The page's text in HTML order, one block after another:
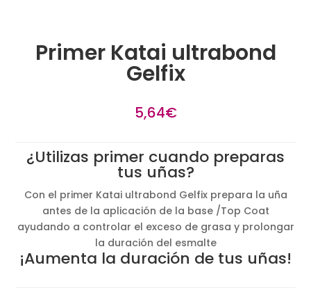
Primer Katai ultrabond
Gelfix
5,64€
¿Utilizas primer cuando preparas
tus uñas?
Con el primer Katai ultrabond Gelfix prepara la uña
antes de la aplicación de la base /Top Coat
ayudando a controlar el exceso de grasa y prolongar
la duración del esmalte
¡Aumenta la duración de tus uñas!